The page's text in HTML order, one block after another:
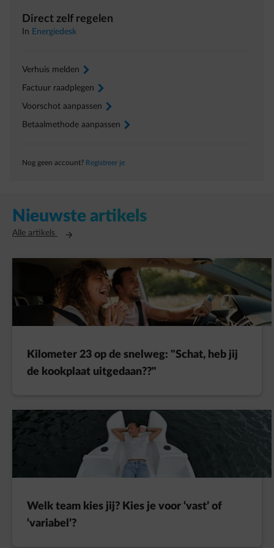
Direct zelf regelen
In Energiedesk
Verhuis melden arrow-right
Factuur raadplegen arrow-right
Voorschot aanpassen arrow-right
Betaalmethode aanpassen arrow-right
Nog geen account? Registreer je
Nieuwste artikels
Alle artikels Opent in een nieuw tabblad
Kilometer 23 op de snelweg: "Schat, heb jij
de kookplaat uitgedaan??"
Welk team kies jij? Kies je voor ‘vast’ of
‘variabel’?